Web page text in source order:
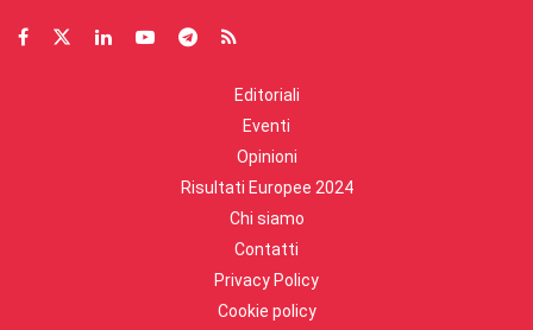
Editoriali
Eventi
Opinioni
Risultati Europee 2024
Chi siamo
Contatti
Privacy Policy
Cookie policy